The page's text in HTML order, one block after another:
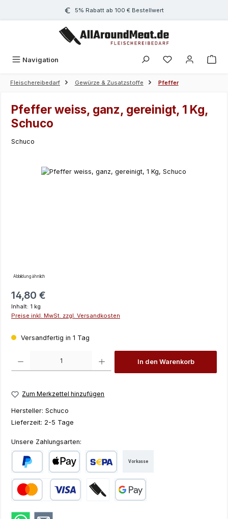
Zum Hauptinhalt springen5% Rabatt ab 100 € Bestellwert
Navigation
Fleischereibedarf Gewürze & Zusatzstoffe Pfeffer
Pfeffer weiss, ganz, gereinigt, 1 Kg,
Schuco
Schuco
Bildergalerie überspringen
Abbildung ähnlich
Regulärer Preis:
14,80 €
Inhalt: 1 kg
Preise inkl. MwSt. zzgl. Versandkosten
Versandfertig in 1 Tag
In den Warenkorb
Zum Merkzettel hinzufügen
Hersteller: Schuco
Lieferzeit: 2-5 Tage
Unsere Zahlungsarten:
PayPal Apple Pay SEPA Lastschrift
Vorkasse